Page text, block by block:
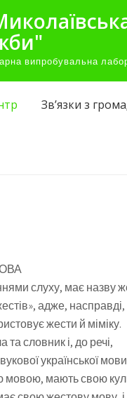
випробувальна
Зв’язки з
слуху, має назву
адже,
жести й міміку.
словник і, до речі,
української
мовою, мають свою